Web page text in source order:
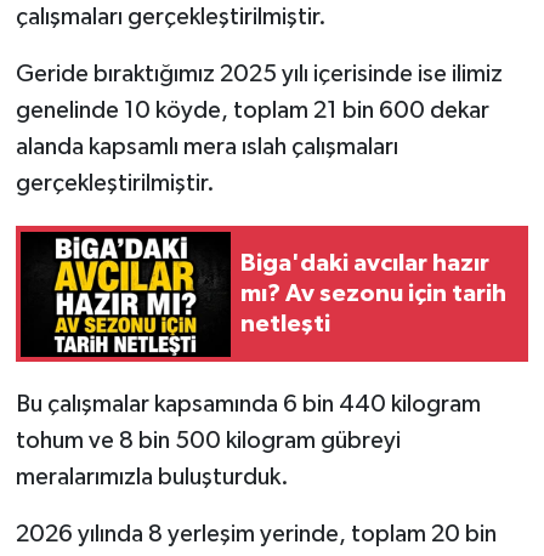
çalışmaları gerçekleştirilmiştir.
Geride bıraktığımız 2025 yılı içerisinde ise ilimiz
genelinde 10 köyde, toplam 21 bin 600 dekar
alanda kapsamlı mera ıslah çalışmaları
gerçekleştirilmiştir.
Biga'daki avcılar hazır
mı? Av sezonu için tarih
netleşti
Bu çalışmalar kapsamında 6 bin 440 kilogram
tohum ve 8 bin 500 kilogram gübreyi
meralarımızla buluşturduk.
2026 yılında 8 yerleşim yerinde, toplam 20 bin